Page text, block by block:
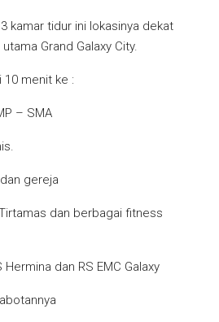
kamar tidur ini lokasinya dekat
Grand Galaxy City.
10 menit ke :
– SMA
gereja
dan berbagai fitness
dan RS EMC Galaxy